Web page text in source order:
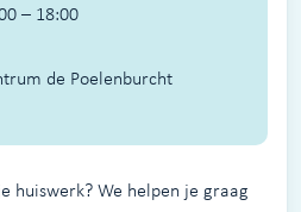
– 18:00
de Poelenburcht
huiswerk? We helpen je graag